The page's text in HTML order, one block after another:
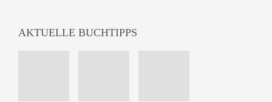
AKTUELLE BUCHTIPPS